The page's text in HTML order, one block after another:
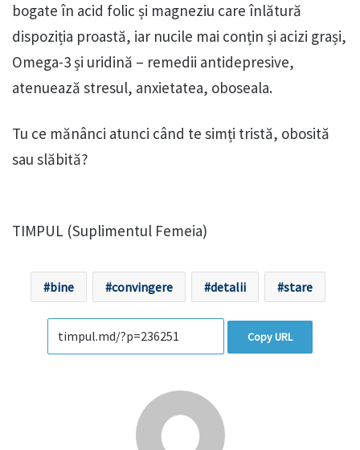
bogate în acid folic și magneziu care înlătură
dispoziția proastă, iar nucile mai conțin și acizi grași,
Omega-3 și uridină – remedii antidepresive,
atenuează stresul, anxietatea, oboseala.
Tu ce mănânci atunci când te simți tristă, obosită
sau slăbită?
TIMPUL (Suplimentul Femeia)
bine convingere detalii stare
Copy URL